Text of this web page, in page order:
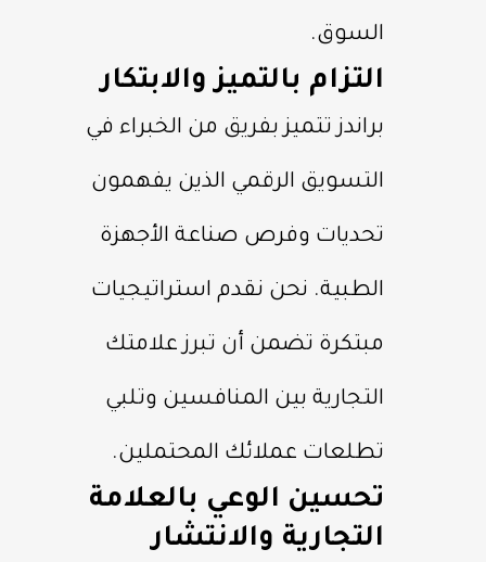
السوق.
التزام بالتميز والابتكار
براندز تتميز بفريق من الخبراء في
التسويق الرقمي الذين يفهمون
تحديات وفرص صناعة الأجهزة
الطبية. نحن نقدم استراتيجيات
مبتكرة تضمن أن تبرز علامتك
التجارية بين المنافسين وتلبي
تطلعات عملائك المحتملين.
تحسين الوعي بالعلامة
التجارية والانتشار